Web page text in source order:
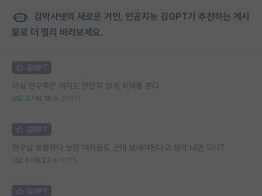
김박사넷의 새로운 거인, 인공지능 김GPT가 추천하는 게시
물로 더 멀리 바라보세요.
김GPT
사실 연구쪽은 여자도 만만치 않게 피해를 본다
37 18 20511
김GPT
연구실 생활하다 보면 여자들도 군대 보내야된다고 생각 나만 드나?
61 27 6175
김GPT